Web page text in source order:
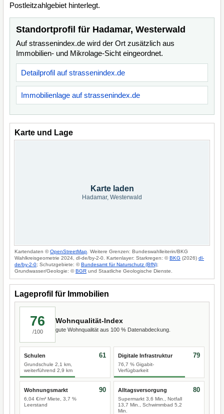
Postleitzahlgebiet hinterlegt.
Standortprofil für Hadamar, Westerwald
Auf strassenindex.de wird der Ort zusätzlich aus
Immobilien- und Mikrolage-Sicht eingeordnet.
Detailprofil auf strassenindex.de
Immobilienlage auf strassenindex.de
Karte und Lage
Karte laden
Hadamar, Westerwald
Kartendaten ©OpenStreetMap . Weitere Grenzen: Bundeswahlleiterin/BKG
Wahlkreisgeometrie 2024, dl-de/by-2-0. Kartenlayer: Starkregen: ©BKG (2026) dl-
de/by-2-0; Schutzgebiete: ©Bundesamt für Naturschutz (BfN);
Grundwasser/Geologie: ©BGR und Staatliche Geologische Dienste.
Lageprofil für Immobilien
76
/100
Wohnqualität-Index
gute Wohnqualität aus 100 % Datenabdeckung.
Schulen
Grundschule 2,1 km,
weiterführend 2,9 km
61 Digitale Infrastruktur
76,7 % Gigabit-
Verfügbarkeit
79
Wohnungsmarkt
6,04 €/m² Miete, 3,7 %
Leerstand
90 Alltagsversorgung
Supermarkt 3,6 Min., Notfall
13,7 Min., Schwimmbad 5,2
Min.
80